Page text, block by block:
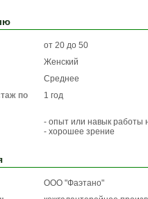
от 20 до 50
Женский
Среднее
по
1 год
- опыт или навык работы
- хорошее зрение
ООО "Фаэтано"